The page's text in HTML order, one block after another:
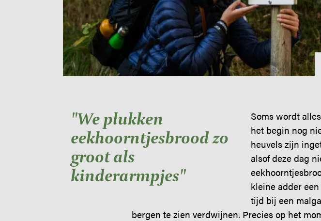
"We plukken
eekhoorntjesbrood zo
groot als
kinderarmpjes"
Soms wordt
het begin nog
heuvels zijn
alsof deze dag
kleine adder
tijd bij een
bergen te zien verdwijnen. Precies op het